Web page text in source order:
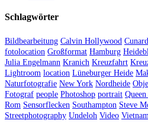
Schlagwörter
Bildbearbeitung Calvin Hollywood Cunard
fotolocation Großformat Hamburg
Julia Engelmann Kranich Kreuzfahrt
Lightroom location Lüneburger Heide
Naturfotografie New York Nordheide
Fotograf people Photoshop portrait
Rom Sensorflecken Southampton Steve
Streetphotography Undeloh Video Vietnam